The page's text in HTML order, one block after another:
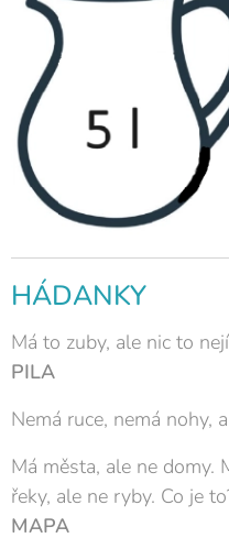
HÁDANKY
Má to zuby, ale nic to
PILA
Nemá ruce, nemá nohy,
Má města, ale ne domy.
řeky, ale ne ryby. Co je
MAPA